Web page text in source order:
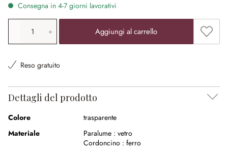
Consegna in 4-7 giorni lavorativi
Quantità prodotto: inserisci il valore desiderato o
Aggiungi al carrello
Reso gratuito
Dettagli del prodotto
Colore
trasparente
Materiale
Paralume : vetro
Cordoncino : ferro